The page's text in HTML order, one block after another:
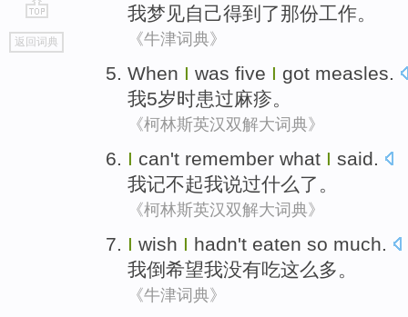
go
top
返回词典
我梦见自己得到了那份工作。
《牛津词典》
When I was five I got measles.
我5岁时患过麻疹。
《柯林斯英汉双解大词典》
I can't remember what I said.
我记不起我说过什么了 。
《柯林斯英汉双解大词典》
I wish I hadn't eaten so much.
我倒希望我没有吃这么多。
《牛津词典》